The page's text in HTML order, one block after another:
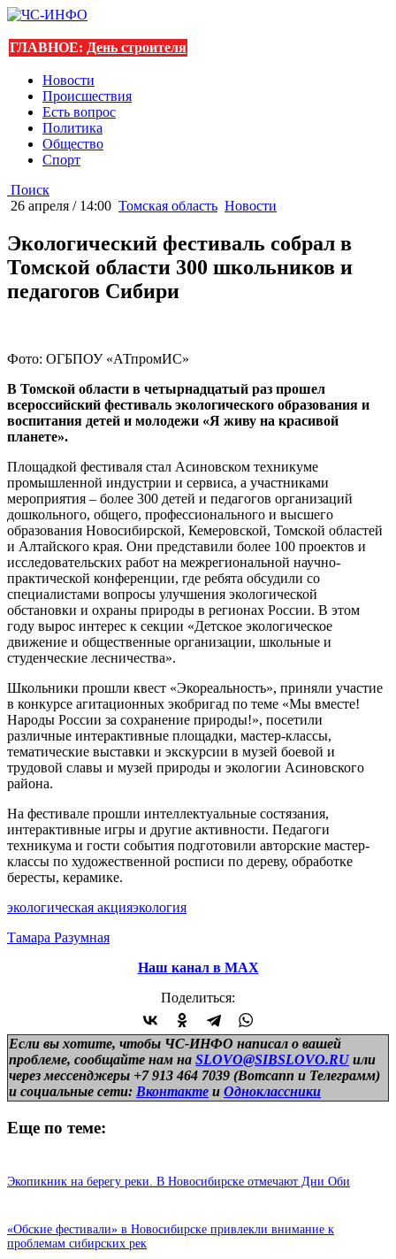
ГЛАВНОЕ: День строителя
Новости
Происшествия
Есть вопрос
Политика
Общество
Спорт
Поиск
26 апреля / 14:00 Томская область Новости
Экологический фестиваль собрал в
Томской области 300 школьников и
педагогов Сибири
Фото: ОГБПОУ «АТпромИС»
В Томской области в четырнадцатый раз прошел
всероссийский фестиваль экологического образования и
воспитания детей и молодежи «Я живу на красивой
планете».
Площадкой фестиваля стал Асиновском техникуме
промышленной индустрии и сервиса, а участниками
мероприятия – более 300 детей и педагогов организаций
дошкольного, общего, профессионального и высшего
образования Новосибирской, Кемеровской, Томской областей
и Алтайского края. Они представили более 100 проектов и
исследовательских работ на межрегиональной научно-
практической конференции, где ребята обсудили со
специалистами вопросы улучшения экологической
обстановки и охраны природы в регионах России. В этом
году вырос интерес к секции «Детское экологическое
движение и общественные организации, школьные и
студенческие лесничества».
Школьники прошли квест «Экореальность», приняли участие
в конкурсе агитационных экобригад по теме «Мы вместе!
Народы России за сохранение природы!», посетили
различные интерактивные площадки, мастер-классы,
тематические выставки и экскурсии в музей боевой и
трудовой славы и музей природы и экологии Асиновского
района.
На фестивале прошли интеллектуальные состязания,
интерактивные игры и другие активности. Педагоги
техникума и гости события подготовили авторские мастер-
классы по художественной росписи по дереву, обработке
бересты, керамике.
экологическая акцияэкология
Тамара Разумная
Наш канал в МАХ
Поделиться:
Если вы хотите, чтобы ЧС-ИНФО написал о вашей
проблеме, сообщайте нам на SLOVO@SIBSLOVO.RU или
через мессенджеры +7 913 464 7039 (Вотсапп и Телеграмм)
и социальные сети: Вконтакте и Одноклассники
Еще по теме:
Экопикник на берегу реки. В Новосибирске отмечают Дни Оби
«Обские фестивали» в Новосибирске привлекли внимание к
проблемам сибирских рек